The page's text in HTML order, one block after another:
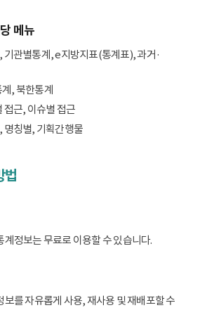
메뉴
기관별통계, e지방지표(통계표), 과거·
, 북한통계
접근, 이슈별 접근
명칭별, 기획간행물
법
정보는 무료로 이용할 수 있습니다.
를 자유롭게 사용, 재사용 및 재배포할 수